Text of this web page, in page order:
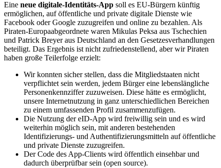
Eine neue digitale-Identitäts-App soll es EU-Bürgern künftig
ermöglichen, auf öffentliche und private digitale Dienste wie
Facebook oder Google zuzugreifen und online zu bezahlen. Als
Piraten-Europaabgeordnete waren Mikulas Peksa aus Tschechien
und Patrick Breyer aus Deutschland an den Gesetzesverhandlungen
beteiligt. Das Ergebnis ist nicht zufriedenstellend, aber wir Piraten
haben große Teilerfolge erzielt:
Wir konnten sicher stellen, dass die Mitgliedstaaten nicht
verpflichtet sein werden, jedem Bürger eine lebenslängliche
Personenkennziffer zuzuweisen. Diese hätte es ermöglicht,
unsere Internetnutzung in ganz unterschiedlichen Bereichen
zu einem umfassenden Profil zusammenzufügen.
Die Nutzung der eID-App wird freiwillig sein und es wird
weiterhin möglich sein, mit anderen bestehenden
Identifizierungs- und Authentifizierungsmitteln auf öffentliche
und private Dienste zuzugreifen.
Der Code des App-Clients wird öffentlich einsehbar und
dadurch überprüfbar sein (open source).